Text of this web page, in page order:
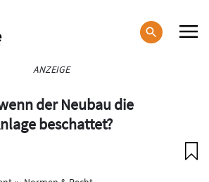
ANZEIGE
der Neubau die
beschattet?